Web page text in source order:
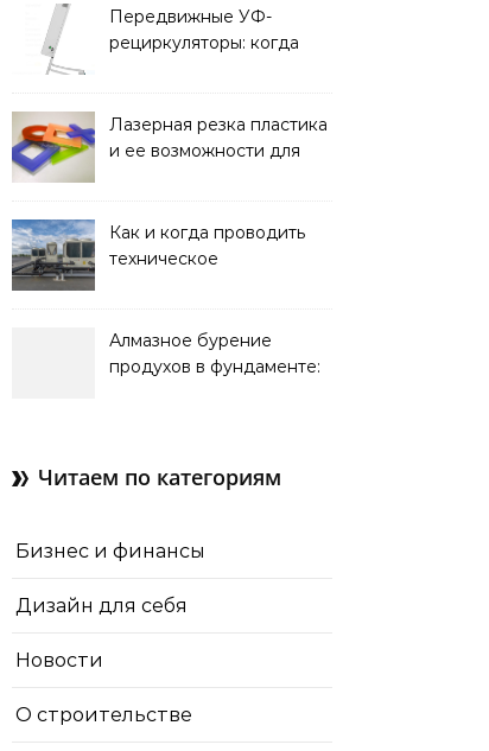
и советы по выбору
Передвижные УФ-
рециркуляторы: когда
Лазерная резка пластика
и ее возможности для
Как и когда проводить
техническое
Алмазное бурение
продухов в фундаменте:
Читаем по категориям
Бизнес и финансы
Дизайн для себя
Новости
О строительстве